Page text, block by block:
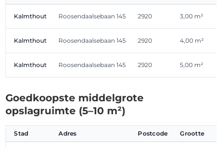
Kalmthout Roosendaalsebaan 145 2920 3,00 m²
Kalmthout Roosendaalsebaan 145 2920 4,00 m²
Kalmthout Roosendaalsebaan 145 2920 5,00 m²
Goedkoopste middelgrote
opslagruimte (5–10 m²)
Stad Adres Postcode Grootte